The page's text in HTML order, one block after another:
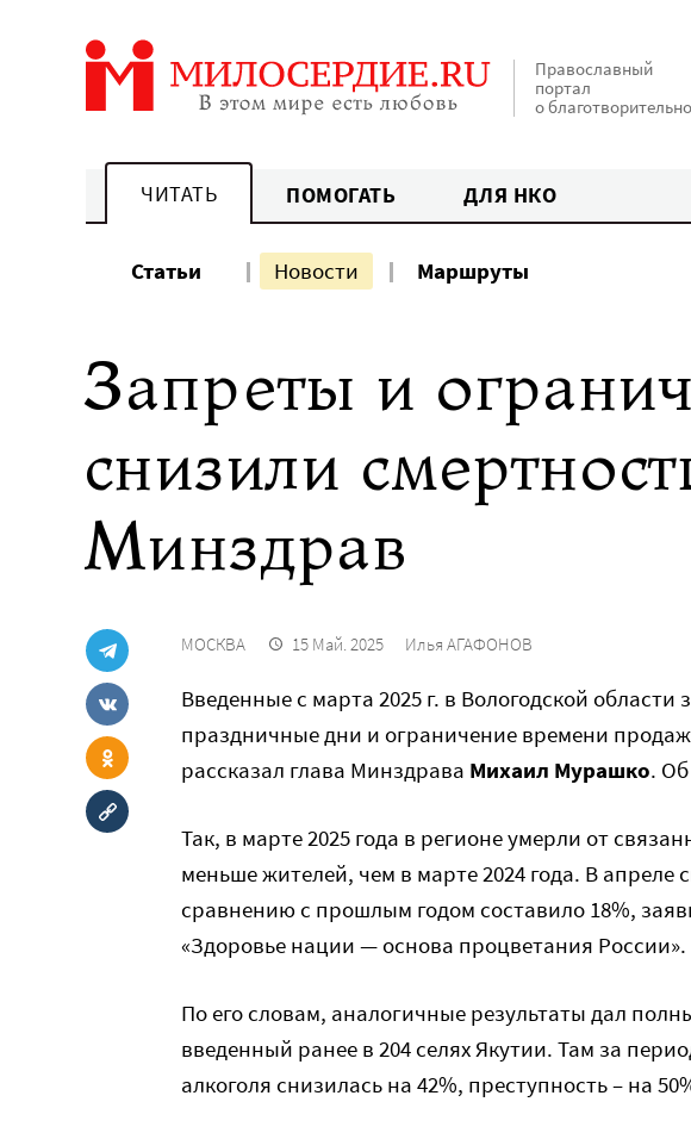
Православный
портал
о
ЧИТАТЬ ПОМОГАТЬ ДЛЯ НКО
Статьи Новости Маршруты
Запреты и
снизили
Минздрав
МОСКВА 15 Май. 2025 Илья АГАФОНОВ
Введенные с марта 2025 г. в Вологодской области
праздничные дни и ограничение времени
рассказал глава Минздрава Михаил Мурашко.
Так, в марте 2025 года в регионе умерли от
меньше жителей, чем в марте 2024 года. В апреле
сравнению с прошлым годом составило 18%,
«Здоровье нации — основа процветания России».
По его словам, аналогичные результаты дал
введенный ранее в 204 селях Якутии. Там за
алкоголя снизилась на 42%, преступность – на